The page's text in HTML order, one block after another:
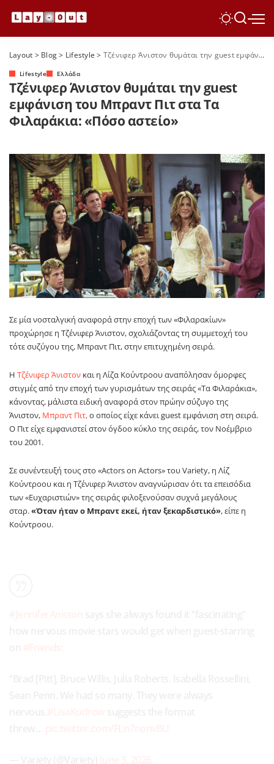
Layout > Blog> Lifestyle > Τζένιφερ Άνιστον θυμάται την guest εμφάνιση του Μπραντ Πιτ στα Τα Φιλαράκια: «Πόσο αστείο»
Lifestyle Ελλάδα
Τζένιφερ Άνιστον θυμάται την guest
εμφάνιση του Μπραντ Πιτ στα Τα
Φιλαράκια: «Πόσο αστείο»
Σε μία νοσταλγική αναφορά στην εποχή των «Φιλαρακίων»
προχώρησε η Τζένιφερ Άνιστον, σχολιάζοντας τη συμμετοχή του
τότε συζύγου της, Μπραντ Πιτ, στην επιτυχημένη σειρά.
Η Τζένιφερ Άνιστον και η Λίζα Κούντροου αναπόλησαν όμορφες
στιγμές από την εποχή των γυρισμάτων της σειράς «Τα Φιλαράκια»,
κάνοντας, μάλιστα ειδική αναφορά στον πρώην σύζυγο της
Άνιστον, Μπραντ Πιτ,ο οποίος είχε κάνει guest εμφάνιση στη σειρά.
Ο Πιτ είχε εμφανιστεί στον όγδοο κύκλο της σειράς, τον Νοέμβριο
του 2001.
Σε συνέντευξή τους στο «Actors on Actors» του Variety, η Λίζ
Κούντροου και η Τζένιφερ Άνιστον αναγνώρισαν ότι τα επεισόδια
των «Ευχαριστιών» της σειράς φιλοξενούσαν συχνά μεγάλους
σταρ.«Όταν ήταν ο Μπραντ εκεί, ήταν ξεκαρδιστικό», είπε η
Κούντροου.